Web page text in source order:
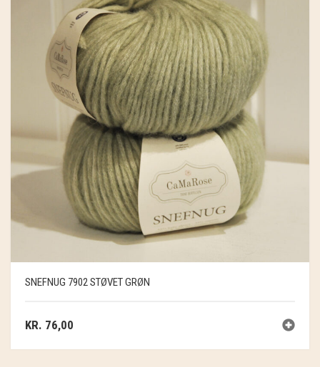
SNEFNUG 7902 STØVET GRØN
KR. 76,00